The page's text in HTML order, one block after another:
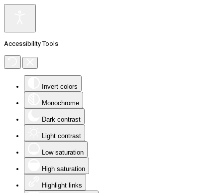
Accessibility Tools
Invert colors
Monochrome
Dark contrast
Light contrast
Low saturation
High saturation
Highlight links